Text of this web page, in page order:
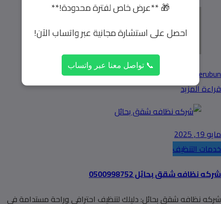
🎁 **عرض خاص لفترة محدودة!**
احصل على استشارة مجانية عبر واتساب الآن!
📞 تواصل معنا عبر واتساب
userubun
قراءة المزيد
مايو 19, 2025
خدمات التنظيف
شركه نظافه شقق بحائل 0500998752
شركه نظافه شقق بحائل: دليلك لتنظيف احترافي وراحة مستدامة في